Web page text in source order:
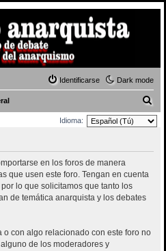
Dark mode
Identificarse
u
Idioma:
en los foros de manera
que usen este foro. Tengan en cuenta
lo que solicitamos que tanto los
de temática anarquista y los debates
o con algo relacionado con este foro no
de los moderadores y